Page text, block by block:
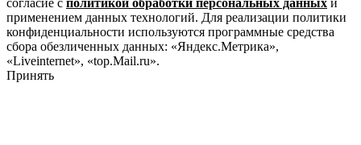
согласие с политикой обработки персональных данных и
применением данных технологий. Для реализации политики
конфиденциальности используются программные средства
сбора обезличенных данных: «Яндекс.Метрика»,
«Liveinternet», «top.Mail.ru».
Принять